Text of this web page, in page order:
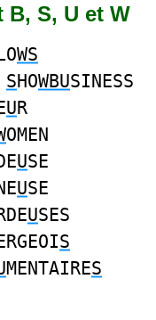
S, U et W
WS
SHOWBUSINESS
UR
OMEN
USE
USE
USES
S
MENTAIRES